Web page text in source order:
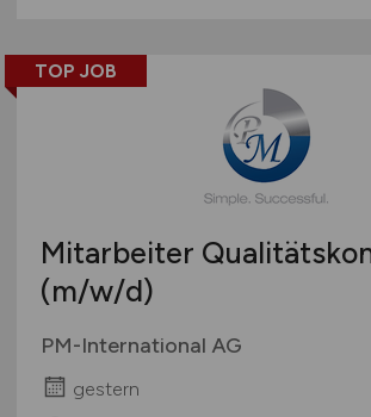
TOP JOB
Mitarbeiter
(m/w/d)
PM-International AG
gestern